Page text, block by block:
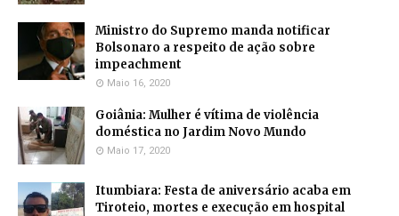
Ministro do Supremo manda notificar
Bolsonaro a respeito de ação sobre
impeachment
Maio 16, 2020
Goiânia: Mulher é vítima de violência
doméstica no Jardim Novo Mundo
Maio 17, 2020
Itumbiara: Festa de aniversário acaba em
Tiroteio, mortes e execução em hospital